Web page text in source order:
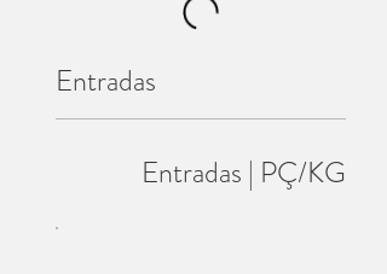
Entradas
Entradas | PÇ/KG